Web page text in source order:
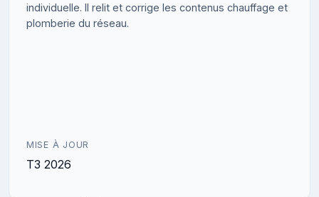
individuelle. Il relit et corrige les contenus chauffage et
plomberie du réseau.
MISE À JOUR
T3 2026